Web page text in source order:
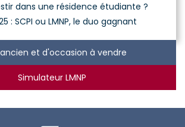
dans une résidence étudiante ?
: SCPI ou LMNP, le duo gagnant
ancien et d'occasion à vendre
Simulateur LMNP